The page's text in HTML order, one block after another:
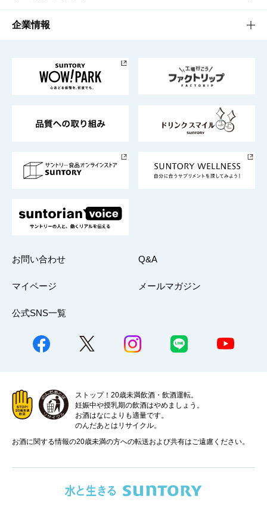
栄養成分一覧
工場見学
地域情報
サントリーホール
サントリーサンバーズ大阪
サステナビリティTOP
サントリーが考えるサステナビリティ経営
企業情報
企業概要
採用情報
お問い合わせ Q&A
マイページ メールマガジン
公式SNS一覧
ストップ！20歳未満飲酒・飲酒運転。
妊娠中や授乳期の飲酒はやめましょう。
お酒はなによりも適量です。
のんだあとはリサイクル。
お酒に関する情報の20歳未満の方への転送および共有はご遠慮ください。